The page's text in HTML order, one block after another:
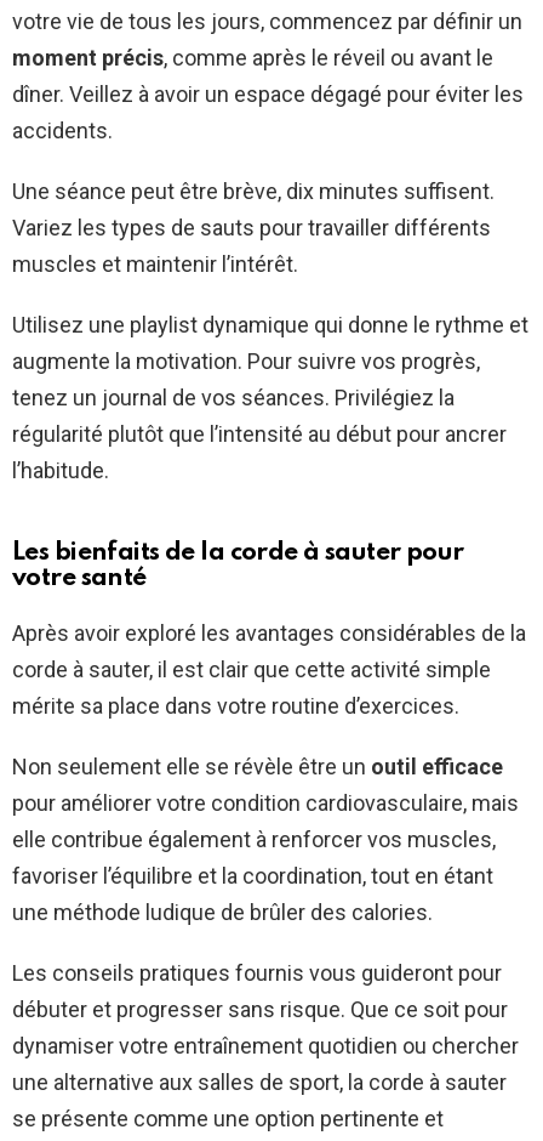
votre vie de tous les jours, commencez par définir un
moment précis, comme après le réveil ou avant le
dîner. Veillez à avoir un espace dégagé pour éviter les
accidents.
Une séance peut être brève, dix minutes suffisent.
Variez les types de sauts pour travailler différents
muscles et maintenir l’intérêt.
Utilisez une playlist dynamique qui donne le rythme et
augmente la motivation. Pour suivre vos progrès,
tenez un journal de vos séances. Privilégiez la
régularité plutôt que l’intensité au début pour ancrer
l’habitude.
Les bienfaits de la corde à sauter pour
votre santé
Après avoir exploré les avantages considérables de la
corde à sauter, il est clair que cette activité simple
mérite sa place dans votre routine d’exercices.
Non seulement elle se révèle être un outil efficace
pour améliorer votre condition cardiovasculaire, mais
elle contribue également à renforcer vos muscles,
favoriser l’équilibre et la coordination, tout en étant
une méthode ludique de brûler des calories.
Les conseils pratiques fournis vous guideront pour
débuter et progresser sans risque. Que ce soit pour
dynamiser votre entraînement quotidien ou chercher
une alternative aux salles de sport, la corde à sauter
se présente comme une option pertinente et